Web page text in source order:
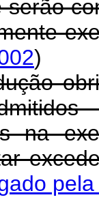
serão
)
na